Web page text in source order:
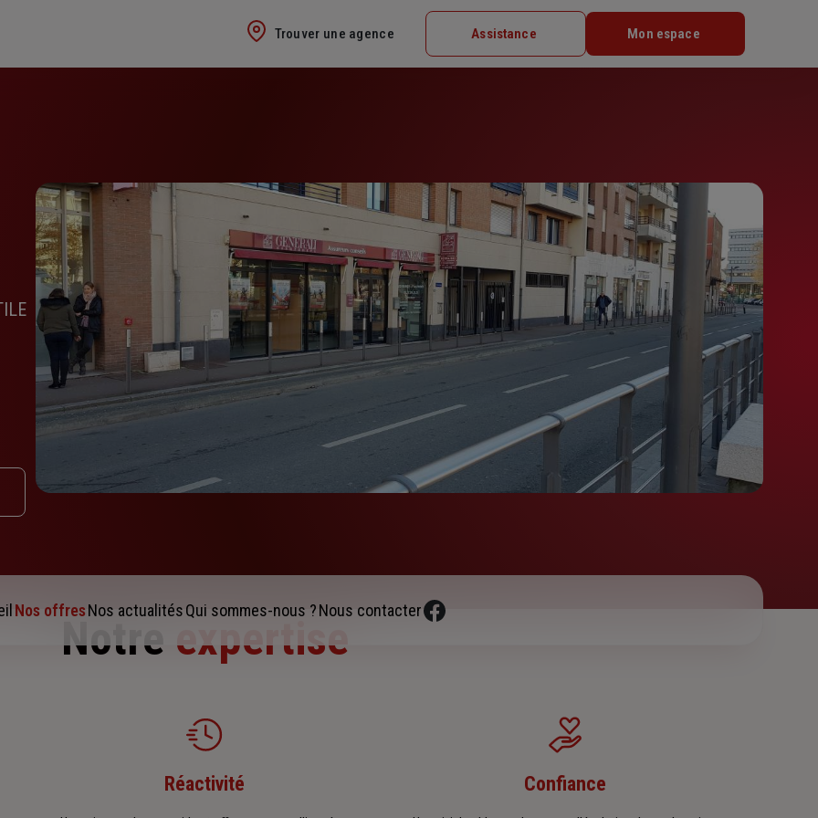
Trouver une agence Assistance Mon espace
Nos offresNos actualitésQui sommes-nous ?Nous contacter
Notre expertise
Réactivité Confiance